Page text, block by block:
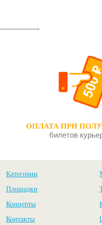
ОПЛАТА ПРИ
билетов
Категории
Площадки
Концерты
Контакты